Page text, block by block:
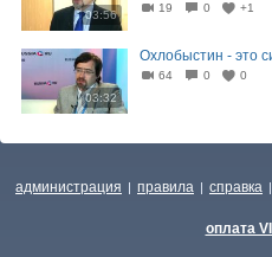
03:56
19 0 +1
03:32
Охлобыстин - это
64 0 0
администрация | правила | справка |
оплата